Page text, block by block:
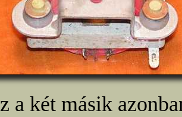
z a két másik